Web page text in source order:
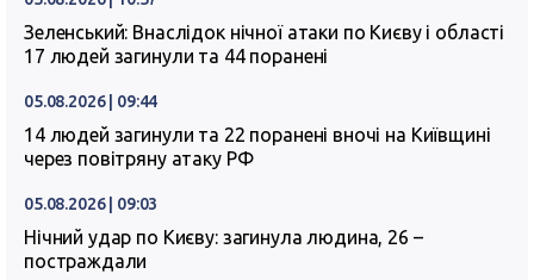
Зеленський: Внаслідок нічної атаки по Києву і області
17 людей загинули та 44 поранені
05.08.2026 | 09:44
14 людей загинули та 22 поранені вночі на Київщині
через повітряну атаку РФ
05.08.2026 | 09:03
Нічний удар по Києву: загинула людина, 26 –
постраждали